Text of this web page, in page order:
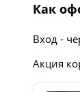
Как
Вход -
Акция